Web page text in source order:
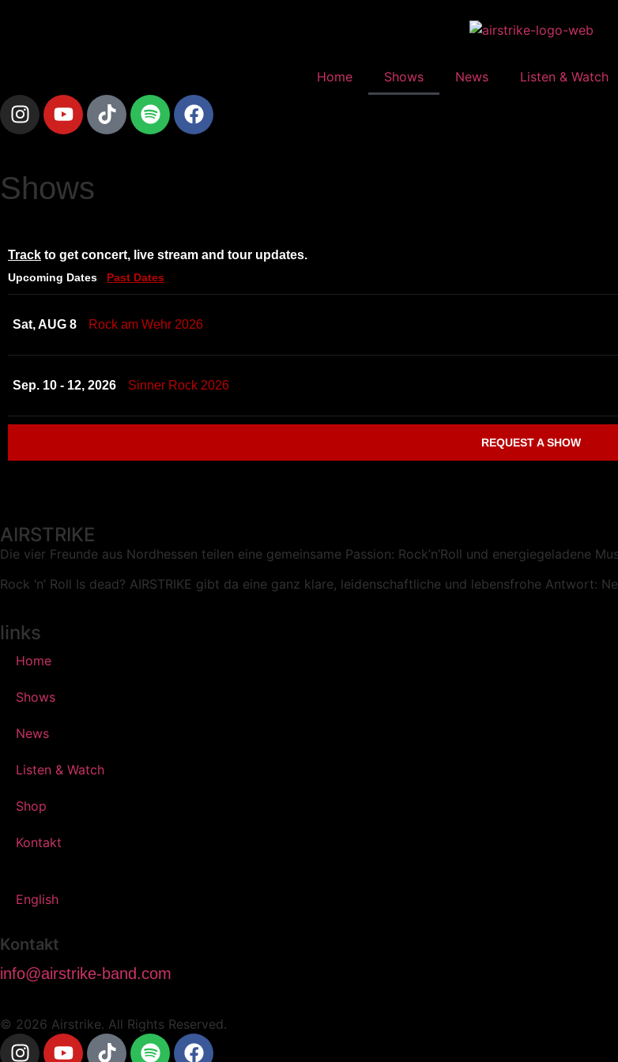
Home Shows News Listen & Watch
Shows
Track to get concert, live stream and tour updates.
Upcoming Dates Past Dates
Sat, AUG 8 Rock am Wehr 2026
Sep. 10 - 12, 2026 Sinner Rock 2026
REQUEST A SHOW
AIRSTRIKE
Die vier Freunde aus Nordhessen teilen eine gemeinsame Passion: Rock’n’Roll und energiegeladene
Rock ‘n’ Roll Is dead? AIRSTRIKE gibt da eine ganz klare, leidenschaftliche und lebensfrohe Antwort:
links
Home
Shows
News
Listen & Watch
Shop
Kontakt
English
Kontakt
info@airstrike-band.com
© 2026 Airstrike. All Rights Reserved.